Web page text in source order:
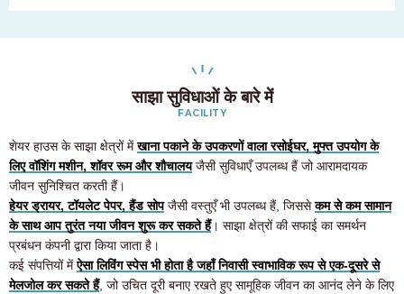
साझा सुविधाओं के बारे में
FACILITY
शेयर हाउस के साझा क्षेत्रों मेंखाना पकाने के उपकरणों वाला रसोईघर, मुफ्त उपयोग के
लिए वॉशिंग मशीन, शॉवर रूम और शौचालयजैसी सुविधाएँ उपलब्ध हैं जो आरामदायक
जीवन सुनिश्चित करती हैं।
हेयर ड्रायर, टॉयलेट पेपर, हैंड सोपजैसी वस्तुएँ भी उपलब्ध हैं, जिससेकम से कम सामान
के साथ आप तुरंत नया जीवन शुरू कर सकते हैं। साझा क्षेत्रों की सफाई का समर्थन
प्रबंधन कंपनी द्वारा किया जाता है।
कई संपत्तियों मेंऐसा लिविंग स्पेस भी होता है जहाँ निवासी स्वाभाविक रूप से एक-दूसरे से
मेलजोल कर सकते हैं, जो उचित दूरी बनाए रखते हुए सामूहिक जीवन का आनंद लेने के लिए